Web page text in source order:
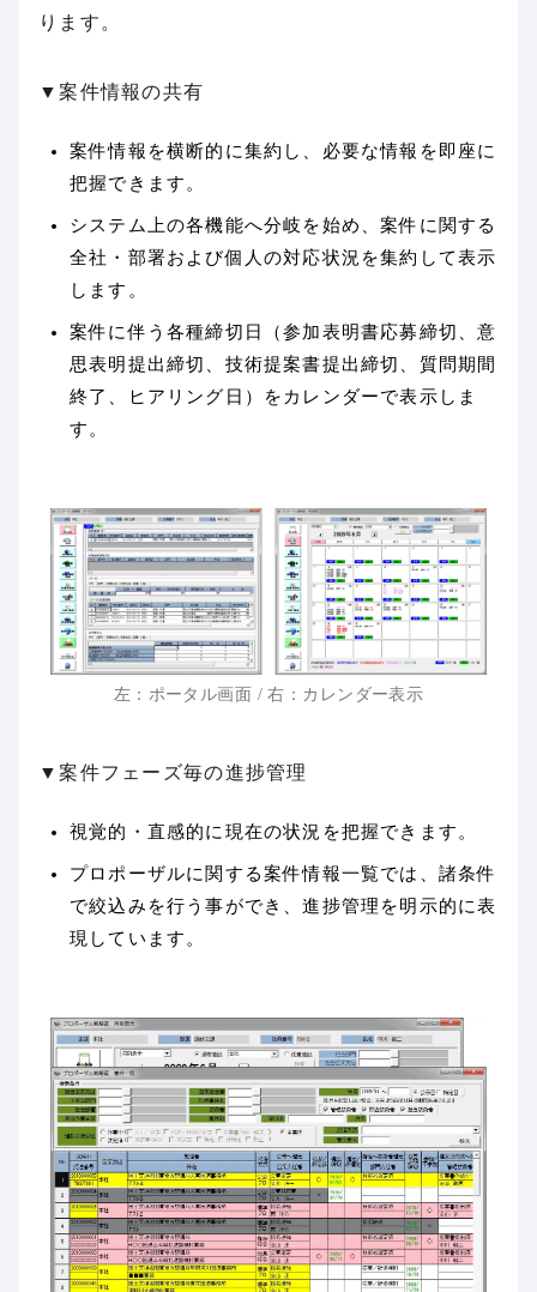
ります。
▼案件情報の共有
案件情報を横断的に集約し、必要な情報を即座に
把握できます。
システム上の各機能へ分岐を始め、案件に関する
全社・部署および個人の対応状況を集約して表示
します。
案件に伴う各種締切日（参加表明書応募締切、意
思表明提出締切、技術提案書提出締切、質問期間
終了、ヒアリング日）をカレンダーで表示しま
す。
左：ポータル画面 / 右：カレンダー表示
▼案件フェーズ毎の進捗管理
視覚的・直感的に現在の状況を把握できます。
プロポーザルに関する案件情報一覧では、諸条件
で絞込みを行う事ができ、進捗管理を明示的に表
現しています。